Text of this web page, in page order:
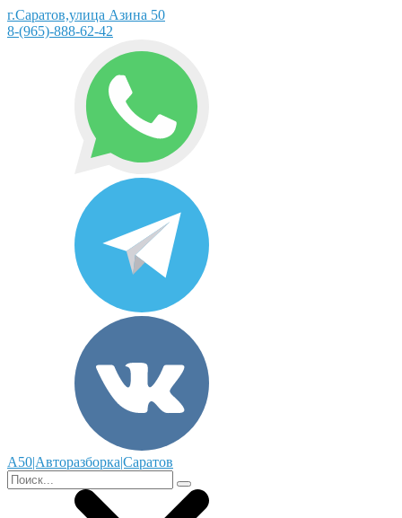
г.Саратов,улица Азина 50
8-(965)-888-62-42
А50|Авторазборка|Саратов